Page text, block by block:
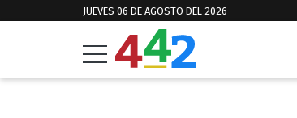
JUEVES 06 DE AGOSTO DEL 2026